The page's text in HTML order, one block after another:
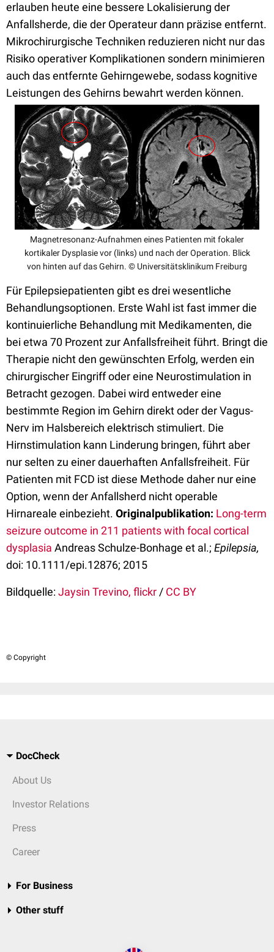
erlauben heute eine bessere Lokalisierung der
Anfallsherde, die der Operateur dann präzise entfernt.
Mikrochirurgische Techniken reduzieren nicht nur das
Risiko operativer Komplikationen sondern minimieren
auch das entfernte Gehirngewebe, sodass kognitive
Leistungen des Gehirns bewahrt werden können.
Magnetresonanz-Aufnahmen eines Patienten mit fokaler
kortikaler Dysplasie vor (links) und nach der Operation. Blick
von hinten auf das Gehirn. © Universitätsklinikum Freiburg
Für Epilepsiepatienten gibt es drei wesentliche
Behandlungsoptionen. Erste Wahl ist fast immer die
kontinuierliche Behandlung mit Medikamenten, die
bei etwa 70 Prozent zur Anfallsfreiheit führt. Bringt die
Therapie nicht den gewünschten Erfolg, werden ein
chirurgischer Eingriff oder eine Neurostimulation in
Betracht gezogen. Dabei wird entweder eine
bestimmte Region im Gehirn direkt oder der Vagus-
Nerv im Halsbereich elektrisch stimuliert. Die
Hirnstimulation kann Linderung bringen, führt aber
nur selten zu einer dauerhaften Anfallsfreiheit. Für
Patienten mit FCD ist diese Methode daher nur eine
Option, wenn der Anfallsherd nicht operable
Hirnareale einbezieht. Originalpublikation: Long-term
seizure outcome in 211 patients with focal cortical
dysplasia Andreas Schulze-Bonhage et al.; Epilepsia,
doi: 10.1111/epi.12876; 2015
Bildquelle:Jaysin Trevino, flickr / CC BY
© Copyright
DocCheck
About Us
Investor Relations
Press
Career
For Business
Other stuff